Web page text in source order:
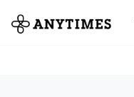
全て